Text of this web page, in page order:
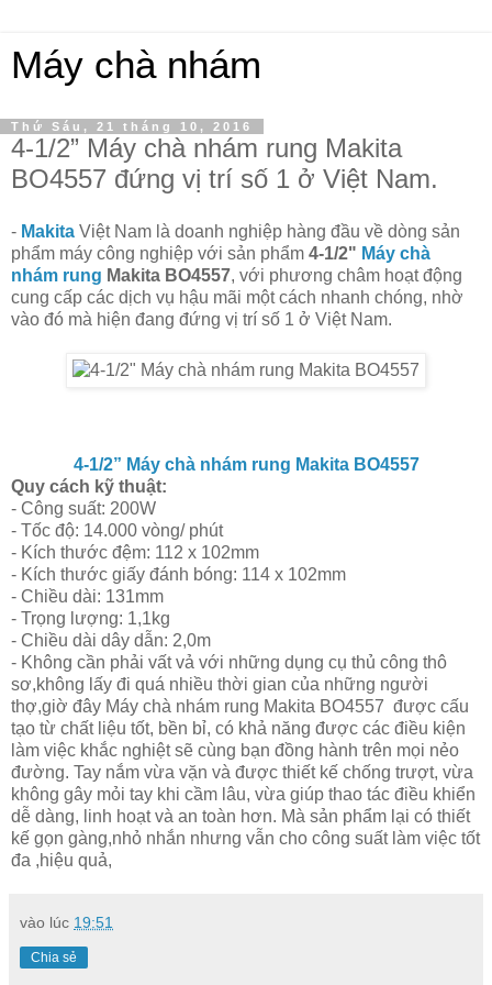
Máy chà nhám
Thứ Sáu, 21 tháng 10, 2016
4-1/2” Máy chà nhám rung Makita
BO4557 đứng vị trí số 1 ở Việt Nam.
- Makita Việt Nam là doanh nghiệp hàng đầu về dòng sản
phẩm máy công nghiệp với sản phẩm 4-1/2" Máy chà
nhám rung Makita BO4557, với phương châm hoạt động
cung cấp các dịch vụ hậu mãi một cách nhanh chóng, nhờ
vào đó mà hiện đang đứng vị trí số 1 ở Việt Nam.
4-1/2” Máy chà nhám rung Makita BO4557
Quy cách kỹ thuật:
- Công suất: 200W
- Tốc độ: 14.000 vòng/ phút
- Kích thước đệm: 112 x 102mm
- Kích thước giấy đánh bóng: 114 x 102mm
- Chiều dài: 131mm
- Trọng lượng: 1,1kg
- Chiều dài dây dẫn: 2,0m
- Không cần phải vất vả với những dụng cụ thủ công thô
sơ,không lấy đi quá nhiều thời gian của những người
thợ,giờ đây Máy chà nhám rung Makita BO4557 được cấu
tạo từ chất liệu tốt, bền bỉ, có khả năng được các điều kiện
làm việc khắc nghiệt sẽ cùng bạn đồng hành trên mọi nẻo
đường. Tay nắm vừa vặn và được thiết kế chống trượt, vừa
không gây mỏi tay khi cầm lâu, vừa giúp thao tác điều khiển
dễ dàng, linh hoạt và an toàn hơn. Mà sản phẩm lại có thiết
kế gọn gàng,nhỏ nhắn nhưng vẫn cho công suất làm việc tốt
đa ,hiệu quả,
vào lúc 19:51
Chia sẻ